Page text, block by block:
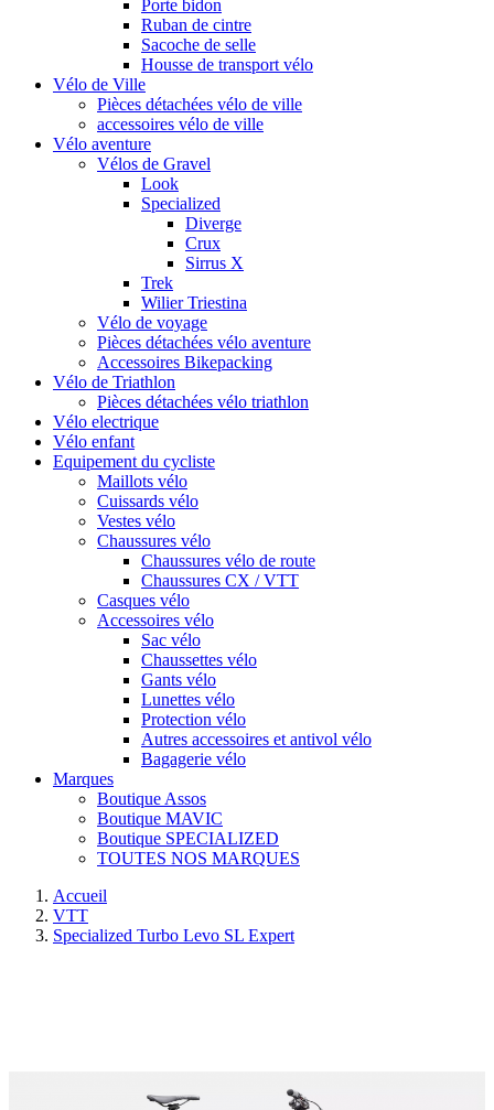
Porte bidon
Ruban de cintre
Sacoche de selle
Housse de transport vélo
Vélo de Ville
Pièces détachées vélo de ville
accessoires vélo de ville
Vélo aventure
Vélos de Gravel
Look
Specialized
Diverge
Crux
Sirrus X
Trek
Wilier Triestina
Vélo de voyage
Pièces détachées vélo aventure
Accessoires Bikepacking
Vélo de Triathlon
Pièces détachées vélo triathlon
Vélo electrique
Vélo enfant
Equipement du cycliste
Maillots vélo
Cuissards vélo
Vestes vélo
Chaussures vélo
Chaussures vélo de route
Chaussures CX / VTT
Casques vélo
Accessoires vélo
Sac vélo
Chaussettes vélo
Gants vélo
Lunettes vélo
Protection vélo
Autres accessoires et antivol vélo
Bagagerie vélo
Marques
Boutique Assos
Boutique MAVIC
Boutique SPECIALIZED
TOUTES NOS MARQUES
Accueil
VTT
Specialized Turbo Levo SL Expert